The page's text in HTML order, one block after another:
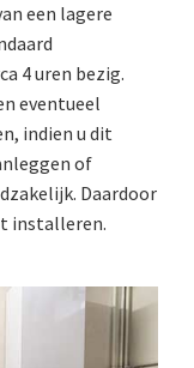
een lagere
4 uren bezig.
eventueel
indien u dit
of
Daardoor
installeren.